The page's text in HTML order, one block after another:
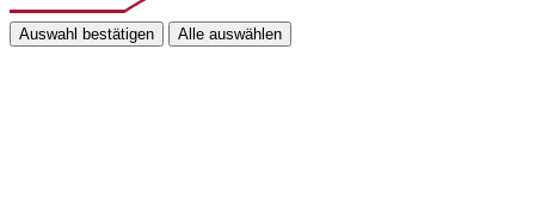
Auswahl bestätigen Alle auswählen